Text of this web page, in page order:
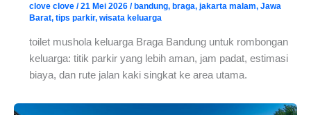
clove clove /21 Mei 2026 /bandung, braga, jakarta malam, Jawa
Barat, tips parkir, wisata keluarga
toilet mushola keluarga Braga Bandung untuk rombongan
keluarga: titik parkir yang lebih aman, jam padat, estimasi
biaya, dan rute jalan kaki singkat ke area utama.